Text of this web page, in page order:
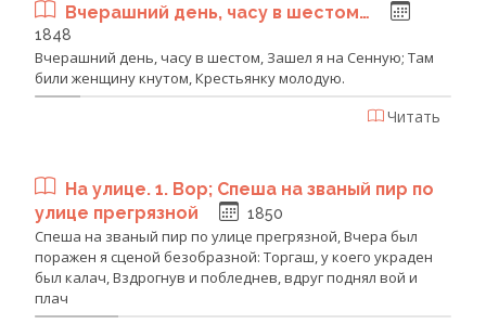
Вчерашний день, часу в шестом…
1848
Вчерашний день, часу в шестом, Зашел я на Сенную; Там
били женщину кнутом, Крестьянку молодую.
Читать
На улице. 1. Вор; Спеша на званый пир по
улице прегрязной
1850
Спеша на званый пир по улице прегрязной, Вчера был
поражен я сценой безобразной: Торгаш, у коего украден
был калач, Вздрогнув и побледнев, вдруг поднял вой и
плач